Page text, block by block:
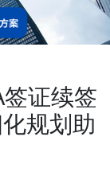
签证续签
规划助